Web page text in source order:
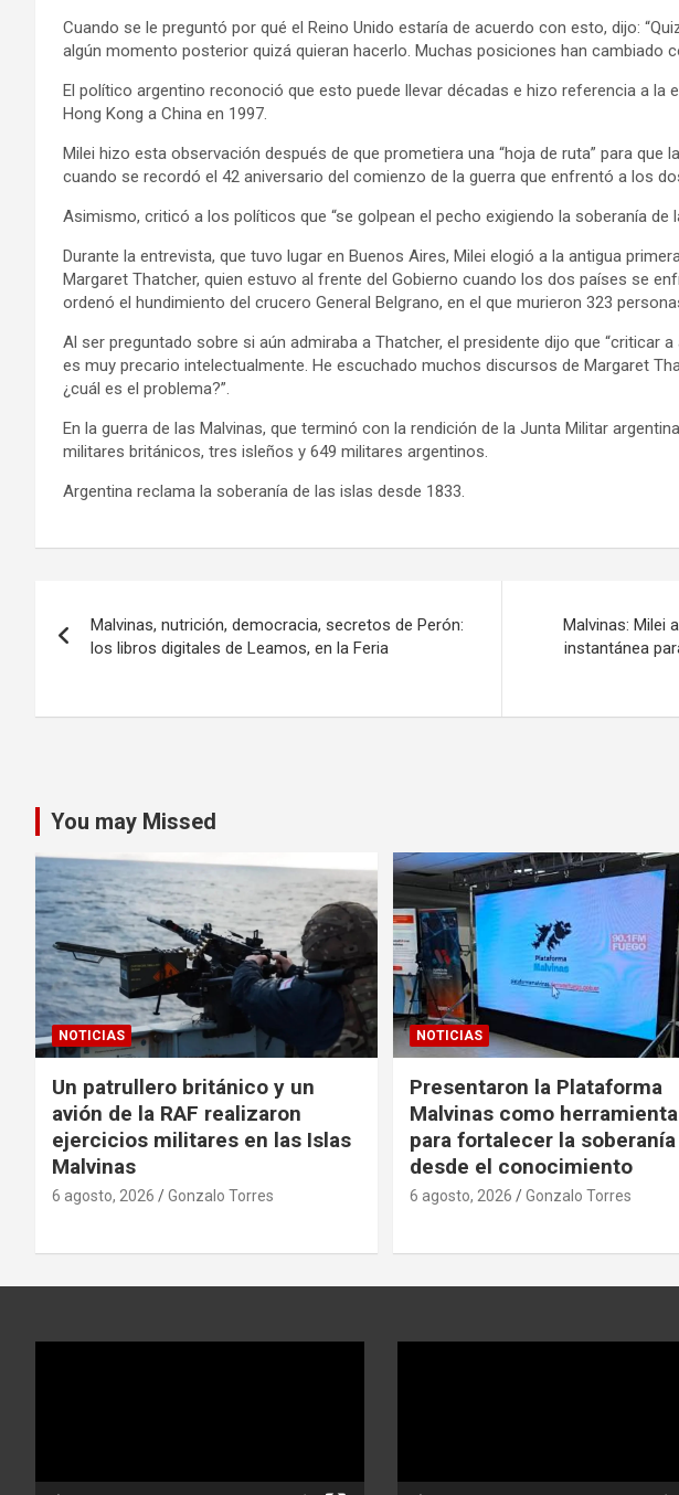
Cuando se le preguntó por qué el Reino Unido estaría de acuerdo con esto, dijo:
algún momento posterior quizá quieran hacerlo. Muchas posiciones han cambiado
El político argentino reconoció que esto puede llevar décadas e hizo referencia a la
Hong Kong a China en 1997.
Milei hizo esta observación después de que prometiera una “hoja de ruta” para que
cuando se recordó el 42 aniversario del comienzo de la guerra que enfrentó a los
Asimismo, criticó a los políticos que “se golpean el pecho exigiendo la soberanía de
Durante la entrevista, que tuvo lugar en Buenos Aires, Milei elogió a la antigua
Margaret Thatcher, quien estuvo al frente del Gobierno cuando los dos países se
ordenó el hundimiento del crucero General Belgrano, en el que murieron 323
Al ser preguntado sobre si aún admiraba a Thatcher, el presidente dijo que “criticar
es muy precario intelectualmente. He escuchado muchos discursos de Margaret
¿cuál es el problema?”.
En la guerra de las Malvinas, que terminó con la rendición de la Junta Militar
militares británicos, tres isleños y 649 militares argentinos.
Argentina reclama la soberanía de las islas desde 1833.
de
Malvinas, nutrición, democracia, secretos de Perón:
los libros digitales de Leamos, en la Feria
Malvinas: Milei
instantánea
You may Missed
NOTICIAS
Un patrullero británico y un
avión de la RAF realizaron
ejercicios militares en las Islas
Malvinas
6 agosto, 2026 Gonzalo Torres
NOTICIAS
Presentaron la Plataforma
Malvinas como herramienta
para fortalecer la soberanía
desde el conocimiento
6 agosto, 2026 Gonzalo Torres